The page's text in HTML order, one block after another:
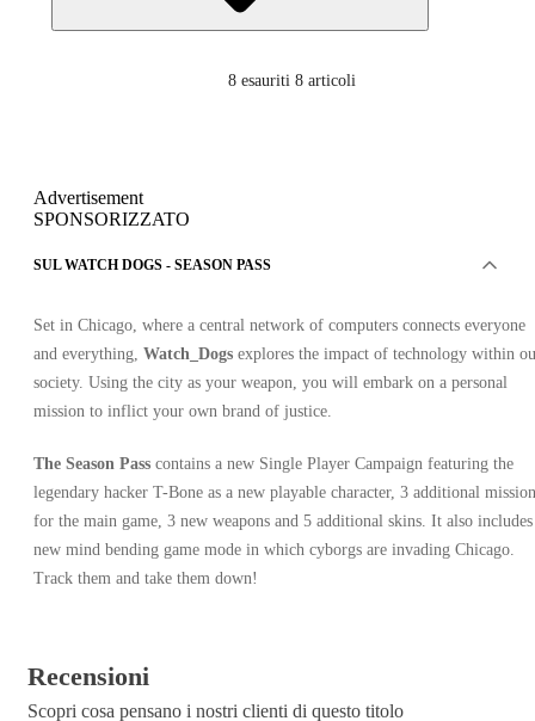
8 esauriti 8 articoli
Advertisement
SPONSORIZZATO
SUL WATCH DOGS - SEASON PASS
Set in Chicago, where a central network of computers connects everyone
and everything, Watch_Dogs explores the impact of technology within
society. Using the city as your weapon, you will embark on a personal
mission to inflict your own brand of justice.
The Season Pass contains a new Single Player Campaign featuring the
legendary hacker T-Bone as a new playable character, 3 additional
for the main game, 3 new weapons and 5 additional skins. It also includes
new mind bending game mode in which cyborgs are invading Chicago.
Track them and take them down!
Recensioni
Scopri cosa pensano i nostri clienti di questo titolo